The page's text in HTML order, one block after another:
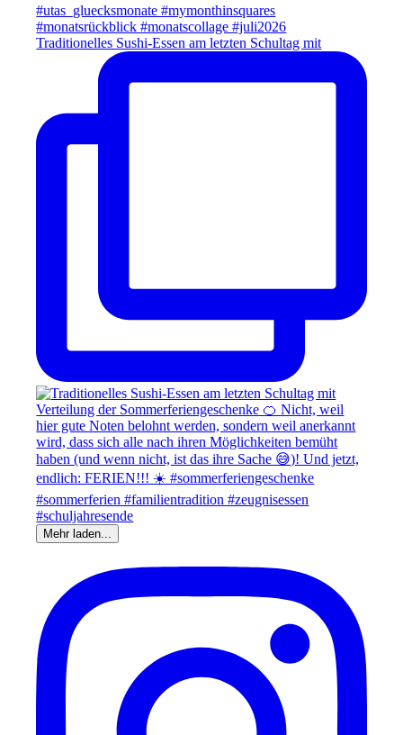
Traditionelles Sushi-Essen am letzten Schultag mit
Mehr laden...